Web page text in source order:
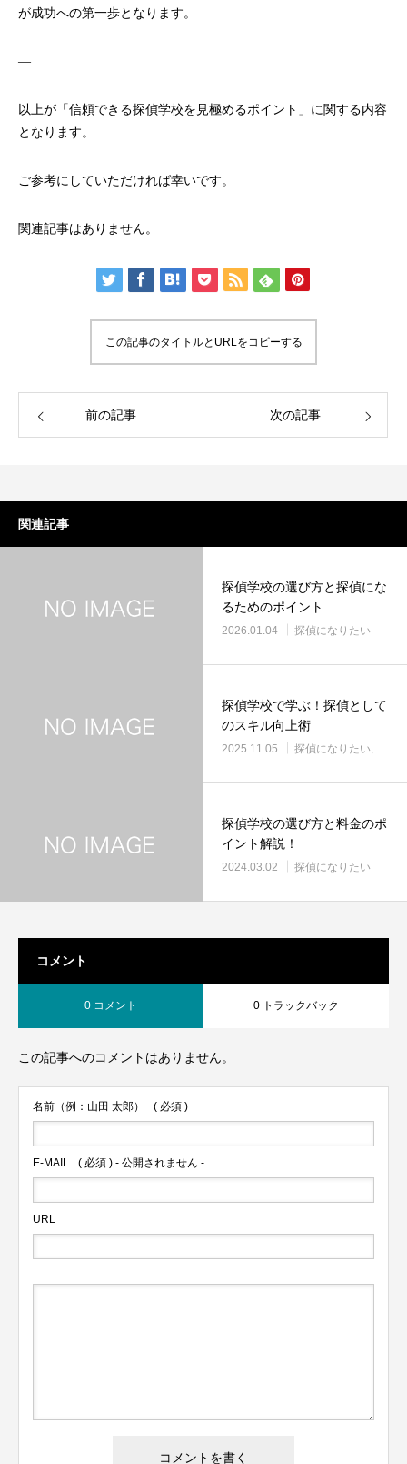
が成功への第一歩となります。
—
以上が「信頼できる探偵学校を見極めるポイント」に関する内容
となります。
ご参考にしていただければ幸いです。
関連記事はありません。
この記事のタイトルとURLをコピーする
前の記事 次の記事
関連記事
探偵学校の選び方と探偵にな
るためのポイント
2026.01.04 探偵になりたい
探偵学校で学ぶ！探偵として
のスキル向上術
2025.11.05 探偵になりたい
探偵学校の選び方と料金のポ
イント解説！
2024.03.02 探偵になりたい
コメント
0 コメント 0 トラックバック
この記事へのコメントはありません。
名前（例：山田 太郎） ( 必須 )
E-MAIL ( 必須 ) - 公開されません -
URL